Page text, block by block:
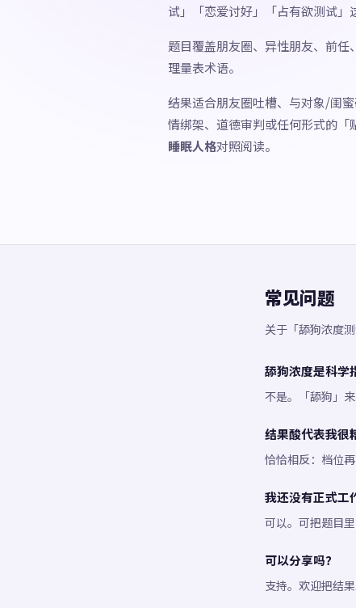
试」「恋爱讨好」「占有欲测试」
题目覆盖朋友圈、异性朋友、前
理量表术语。
结果适合朋友圈吐槽、与对象/闺
情绑架、道德审判或任何形式的「
睡眠人格对照阅读。
常见问题
关于「舔狗浓度
舔狗浓度是科学
不是。「舔狗」
结果酸代表我很
恰恰相反：档位
我还没有正式工
可以。可把题目
可以分享吗？
支持。欢迎把结